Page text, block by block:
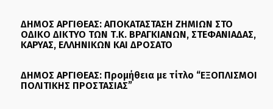
ΔΗΜΟΣ ΑΡΓΙΘΕΑΣ: ΑΠΟΚΑΤΑΣΤΑΣΗ ΖΗΜΙΩΝ ΣΤΟ
ΟΔΙΚΟ ΔΙΚΤΥΟ ΤΩΝ Τ.Κ. ΒΡΑΓΚΙΑΝΩΝ, ΣΤΕΦΑΝΙΑΔΑΣ,
ΚΑΡΥΑΣ, ΕΛΛΗΝΙΚΩΝ ΚΑΙ ΔΡΟΣΑΤΟ
ΔΗΜΟΣ ΑΡΓΙΘΕΑΣ: Προμήθεια με τίτλο “ΕΞΟΠΛΙΣΜΟΙ
ΠΟΛΙΤΙΚΗΣ ΠΡΟΣΤΑΣΙΑΣ”